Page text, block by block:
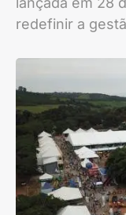
redefinir a